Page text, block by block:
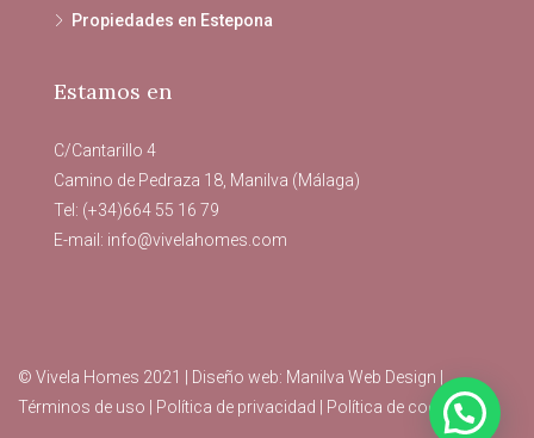
Propiedades en Estepona
Estamos en
C/Cantarillo 4
Camino de Pedraza 18, Manilva (Málaga)
Tel: (+34)664 55 16 79
E-mail: info@vivelahomes.com
© Vivela Homes 2021 | Diseño web: Manilva Web Design |
Términos de uso | Política de privacidad | Política de cookies